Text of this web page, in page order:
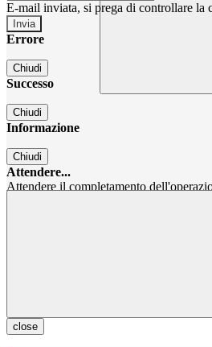
E-mail inviata, si prega di controllare la
Errore
Chiudi
Successo
Chiudi
Informazione
Chiudi
Attendere...
Attendere il completamento
close